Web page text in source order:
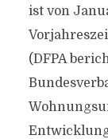
ist von
(DFPA